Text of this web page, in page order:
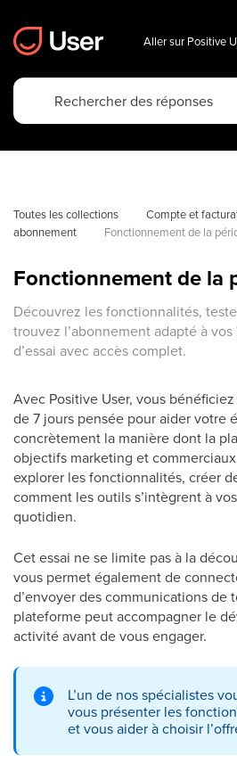
Aller sur Positive
Toutes les collections Compte et
abonnement
Fonctionnement de la
Fonctionnement de la
Découvrez les fonctionnalités,
trouvez l’abonnement adapté à
d’essai avec accès complet.
Avec Positive User, vous bénéficiez
de 7 jours pensée pour aider votre
concrètement la manière dont la
objectifs marketing et
explorer les fonctionnalités, créer
comment les outils s’intègrent à
quotidien.
Cet essai ne se limite pas à la
vous permet également de
d’envoyer des communications de
plateforme peut accompagner le
activité avant de vous engager.
L’un de nos spécialistes
vous présenter les
et vous aider à choisir